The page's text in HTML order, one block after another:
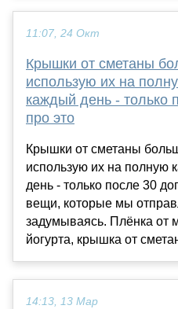
11:07, 24 Окт
Крышки от сметаны
использую их на
каждый день - только
про это
Крышки от сметаны
использую их на полную
день - только после 30
вещи, которые мы
задумываясь. Плёнка от
йогурта, крышка от
14:13, 13 Мар